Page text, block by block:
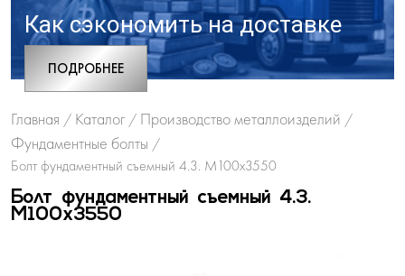
Как сэкономить на доставке
ПОДРОБНЕЕ
Главная / Каталог / Производство металлоизделий /
Фундаментные болты /
Болт фундаментный съемный 4.3. М100х3550
Болт фундаментный съемный 4.3.
М100х3550